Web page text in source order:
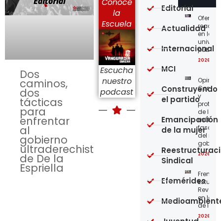
Dos
caminos,
dos
tácticas
para
enfrentar
al
gobierno
ultraderechista
de De la
Espriella
la
Escuela
Escucha
nuestro
podcast
en las
2026-
y
de los
del
2026-
Frente
en la
de los
2026-
Editorial
Actualidad
Internacional
MCI
Construyendo
el partido
Emancipación
de la mujer
Sindical
Efemérides